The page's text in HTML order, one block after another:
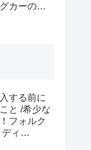
カーの概
格の情
する前に
と /希少な
フォルク
ィ